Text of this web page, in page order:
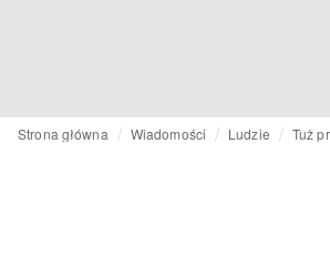
Strona główna Wiadomości Ludzie